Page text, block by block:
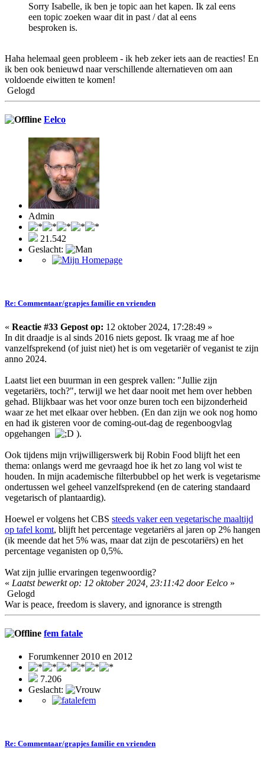
Sorry Isabelle, ik ben je topic aan het kapen. Ik zal eens
een topic zoeken waar dit in past / dat al eens
besproken is.
Haha helemaal geen probleem - ik heb zeker iets aan de reacties! En
ik ben ook benieuwd naar verschillende alternatieven om aan
voldoende eiwitten te komen!
Gelogd
Eelco
Admin
21.542
Geslacht:
Re: Commentaar/grapjes familie en vrienden
« Reactie #33 Gepost op: 12 oktober 2024, 17:28:49 »
In dit draadje is al sinds 2016 niets gepost. Ik vraag me af hoe
vanzelfsprekend (of juist niet) het is om vegetariër of veganist te zijn
anno 2024.
Laatst liet een buurman in een gesprek vallen: "Jullie zijn
vegetariërs, toch?", terwijl we het daar nooit met hem over hebben
gehad. Blijkbaar was het voor onze buren toch een bijzonderheid
waar ze het met elkaar over hebben. (En dan zijn we ook nog homo
en had ik gisteren voor de coming-out-dag de regenboogvlag
opgehangen
).
Ook tijdens mijn vrijwilligerswerk bij Robin Food blijft het een
thema: onlangs werd me gevraagd hoe ik het zo lang vol wist te
houden. In mijn academische filterbubbel op het werk is vegetarisme
ondertussen wel geheel vanzelfsprekend (en de catering standaard
vegetarisch of plantaardig).
Hoewel er volgens het CBS steeds vaker een vegetarische maaltijd
op tafel komt, blijft het percentage vegetariërs al jaren op 2% hangen
(ik meende dat het 5% was, maar dat zijn de pescotariërs) en het
percentage veganisten op 0,5%.
Wat zijn jullie ervaringen tegenwoordig?
« Laatst bewerkt op: 12 oktober 2024, 23:11:42 door Eelco »
Gelogd
War is peace, freedom is slavery, and ignorance is strength
fem fatale
Forumkenner 2010 en 2012
7.206
Geslacht:
Re: Commentaar/grapjes familie en vrienden